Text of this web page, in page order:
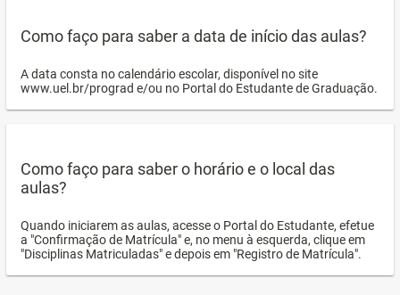
Como faço para saber a data de início das aulas?
A data consta no calendário escolar, disponível no site
www.uel.br/prograd e/ou no Portal do Estudante de Graduação.
Como faço para saber o horário e o local das
aulas?
Quando iniciarem as aulas, acesse o Portal do Estudante, efetue
a "Confirmação de Matrícula" e, no menu à esquerda, clique em
"Disciplinas Matriculadas" e depois em "Registro de Matrícula".